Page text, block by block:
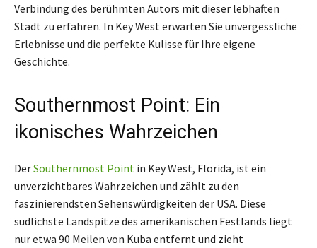
Verbindung des berühmten Autors mit dieser lebhaften
Stadt zu erfahren. In Key West erwarten Sie unvergessliche
Erlebnisse und die perfekte Kulisse für Ihre eigene
Geschichte.
Southernmost Point: Ein
ikonisches Wahrzeichen
DerSouthernmost Point in Key West, Florida, ist ein
unverzichtbares Wahrzeichen und zählt zu den
faszinierendsten Sehenswürdigkeiten der USA. Diese
südlichste Landspitze des amerikanischen Festlands liegt
nur etwa 90 Meilen von Kuba entfernt und zieht